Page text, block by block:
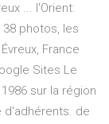
... l'Orient:
photos, les
France
Sites Le
sur la région
d'adhérents. de